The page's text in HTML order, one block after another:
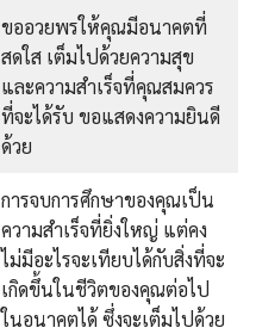
ขออวยพรให้คุณมีอนาคตที่
สดใส เต็มไปด้วยความสุข
และความสำเร็จที่คุณสมควร
ที่จะได้รับ ขอแสดงความยินดี
ด้วย
การจบการศึกษาของคุณเป็น
ความสำเร็จที่ยิ่งใหญ่ แต่คง
ไม่มีอะไรจะเทียบได้กับสิ่งที่จะ
เกิดขึ้นในชีวิตของคุณต่อไป
ในอนาคตได้ ซึ่งจะเต็มไปด้วย